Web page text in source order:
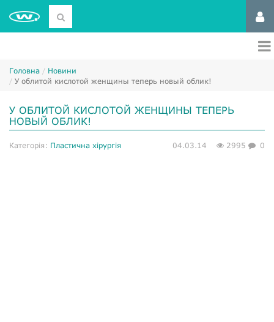
Головна
Новини
У облитой кислотой женщины теперь новый облик!
У ОБЛИТОЙ КИСЛОТОЙ ЖЕНЩИНЫ ТЕПЕРЬ
НОВЫЙ ОБЛИК!
Категорія: Пластична хірургія 04.03.14 2995 0